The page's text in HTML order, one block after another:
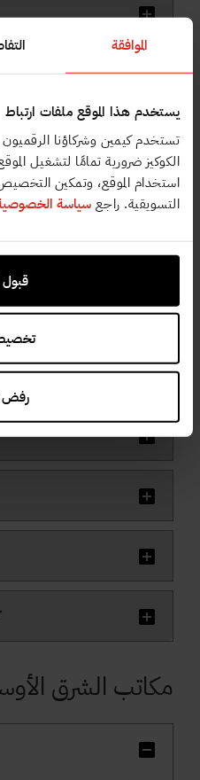
الموافقة
يستخدم هذا الموقع ملفات ارتباط
تستخدم كيمين وشركاؤنا
الكوكيز ضرورية تمامًا لتشغيل
استخدام الموقع، وتمكين
التسويقية. راجع سياسة
رفض
مكاتب الشرق